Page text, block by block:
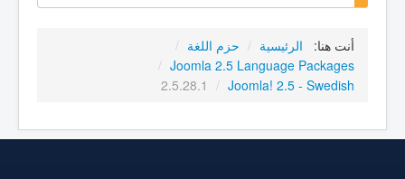
أنت هنا: الرئيسية / حزم اللغة /
Joomla 2.5 Language Packages
/
Joomla! 2.5 - Swedish
/
2.5.28.1